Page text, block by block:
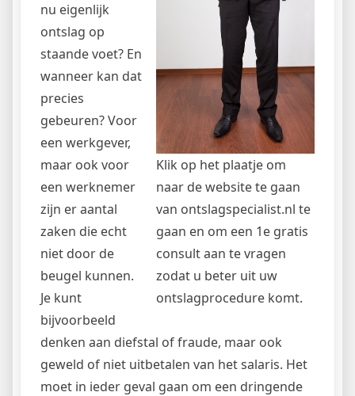
Klik op het plaatje om
naar de website te gaan
van ontslagspecialist.nl te
gaan en om een 1e gratis
consult aan te vragen
zodat u beter uit uw
ontslagprocedure komt.
nu eigenlijk
ontslag op
staande voet? En
wanneer kan dat
precies
gebeuren? Voor
een werkgever,
maar ook voor
een werknemer
zijn er aantal
zaken die echt
niet door de
beugel kunnen.
Je kunt
bijvoorbeeld
denken aan diefstal of fraude, maar ook
geweld of niet uitbetalen van het salaris. Het
moet in ieder geval gaan om een dringende